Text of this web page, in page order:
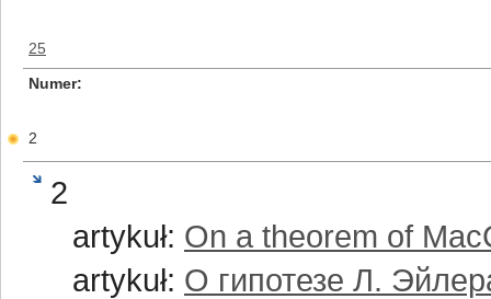
25
Numer
2
2
artykuł: On a theorem of
artykuł: О гипотезе Л.